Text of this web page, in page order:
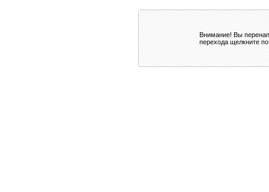
Внимание! Вы
перехода щелкните